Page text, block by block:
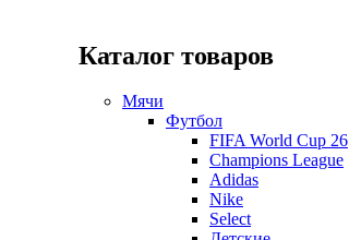
Каталог товаров
Мячи
Футбол
FIFA World Cup 26
Champions League
Adidas
Nike
Select